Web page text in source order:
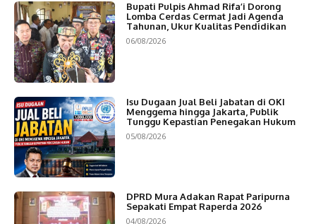
Bupati Pulpis Ahmad Rifa’i Dorong
Lomba Cerdas Cermat Jadi Agenda
Tahunan, Ukur Kualitas Pendidikan
06/08/2026
Isu Dugaan Jual Beli Jabatan di OKI
Menggema hingga Jakarta, Publik
Tunggu Kepastian Penegakan Hukum
05/08/2026
DPRD Mura Adakan Rapat Paripurna
Sepakati Empat Raperda 2026
04/08/2026